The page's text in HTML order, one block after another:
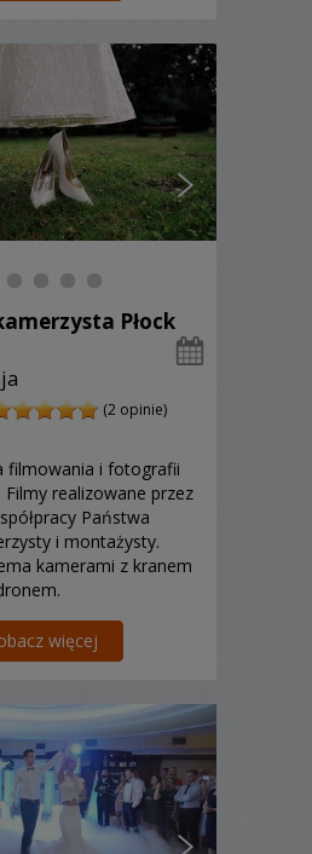
Płock
(2 opinie)
filmowania i fotografii
realizowane przez
Państwa
i montażysty.
kamerami z kranem
więcej